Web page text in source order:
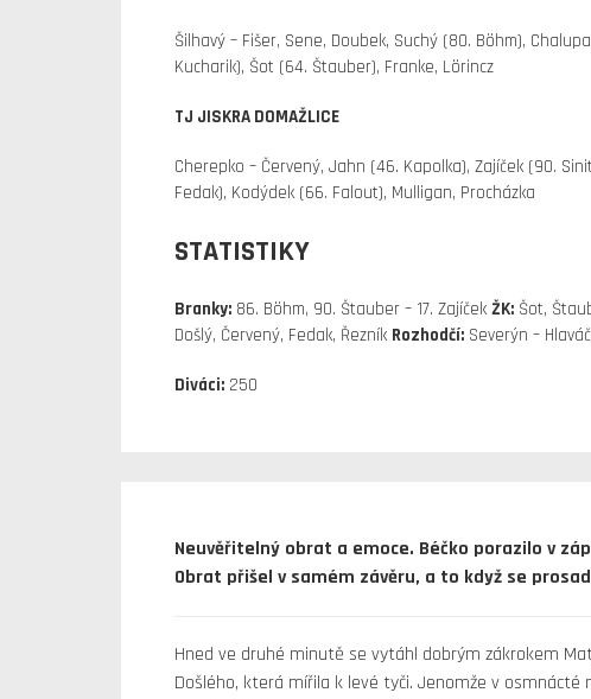
Šilhavý – Fišer, Sene, Doubek, Suchý (80. Böhm),
Kucharik), Šot (64. Štauber), Franke, Lörincz
TJ JISKRA DOMAŽLICE
Cherepko – Červený, Jahn (46. Kapolka), Zajíček (90.
Fedak), Kodýdek (66. Falout), Mulligan, Procházka
STATISTIKY
Branky: 86. Böhm, 90. Štauber – 17. Zajíček ŽK: Šot,
Došlý, Červený, Fedak, Řezník Rozhodčí: Severýn –
Diváci: 250
Neuvěřitelný obrat a emoce. Béčko porazilo v
Obrat přišel v samém závěru, a to když se
Hned ve druhé minutě se vytáhl dobrým zákrokem
Došlého, která mířila k levé tyči. Jenomže v